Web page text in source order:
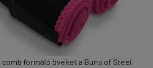
comb formáló öveket a Buns of Steel